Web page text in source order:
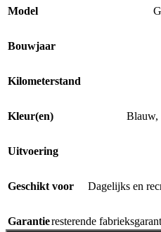
Model
Bouwjaar
Kilometerstand
Kleur(en) Blauw,
Uitvoering
Geschikt voor Dagelijks en
Garantieresterende